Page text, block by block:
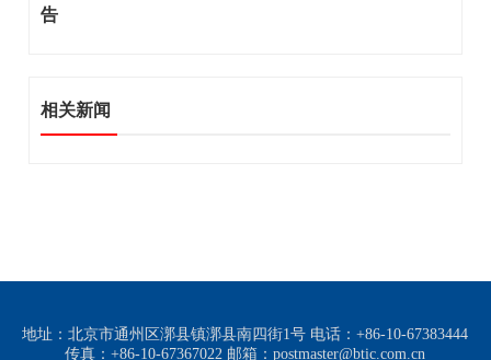
告
相关新闻
地址：北京市通州区漷县镇漷县南四街1号 电话：+86-10-67383444
传真：+86-10-67367022 邮箱：postmaster@btic.com.cn